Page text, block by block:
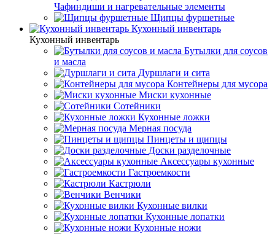
Чафиндиши и нагревательные элементы
Щипцы фуршетные
Кухонный инвентарь
Кухонный инвентарь
Бутылки для соусов
и масла
Дуршлаги и сита
Контейнеры для мусора
Миски кухонные
Сотейники
Кухонные ложки
Мерная посуда
Пинцеты и щипцы
Доски разделочные
Аксессуары кухонные
Гастроемкости
Кастрюли
Венчики
Кухонные вилки
Кухонные лопатки
Кухонные ножи